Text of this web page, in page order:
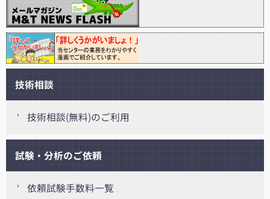
技術相談
技術相談(無料)のご利用
試験・分析のご依頼
依頼試験手数料一覧